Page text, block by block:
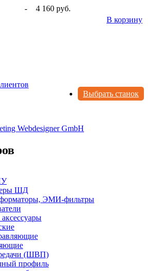
-
4 160 руб.
В корзину
Выбрать станок
Webdesigner GmbH
ШД
ЭМИ-фильтры
(ШВП)
профиль